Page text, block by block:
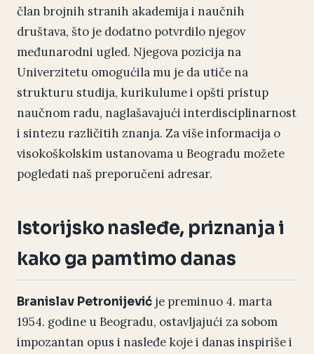
član brojnih stranih akademija i naučnih
društava, što je dodatno potvrdilo njegov
međunarodni ugled. Njegova pozicija na
Univerzitetu omogućila mu je da utiče na
strukturu studija, kurikulume i opšti pristup
naučnom radu, naglašavajući interdisciplinarnost
i sintezu različitih znanja. Za više informacija o
visokoškolskim ustanovama u Beogradu možete
pogledati naš preporučeni adresar.
Istorijsko nasleđe, priznanja i
kako ga pamtimo danas
Branislav Petronijević je preminuo 4. marta
1954. godine u Beogradu, ostavljajući za sobom
impozantan opus i nasleđe koje i danas inspiriše i